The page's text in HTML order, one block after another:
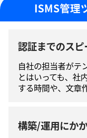
ISMS管理
認証までのスピ
自社の担当者がテ
とはいっても、社
する時間や、文章
構築/運用にか